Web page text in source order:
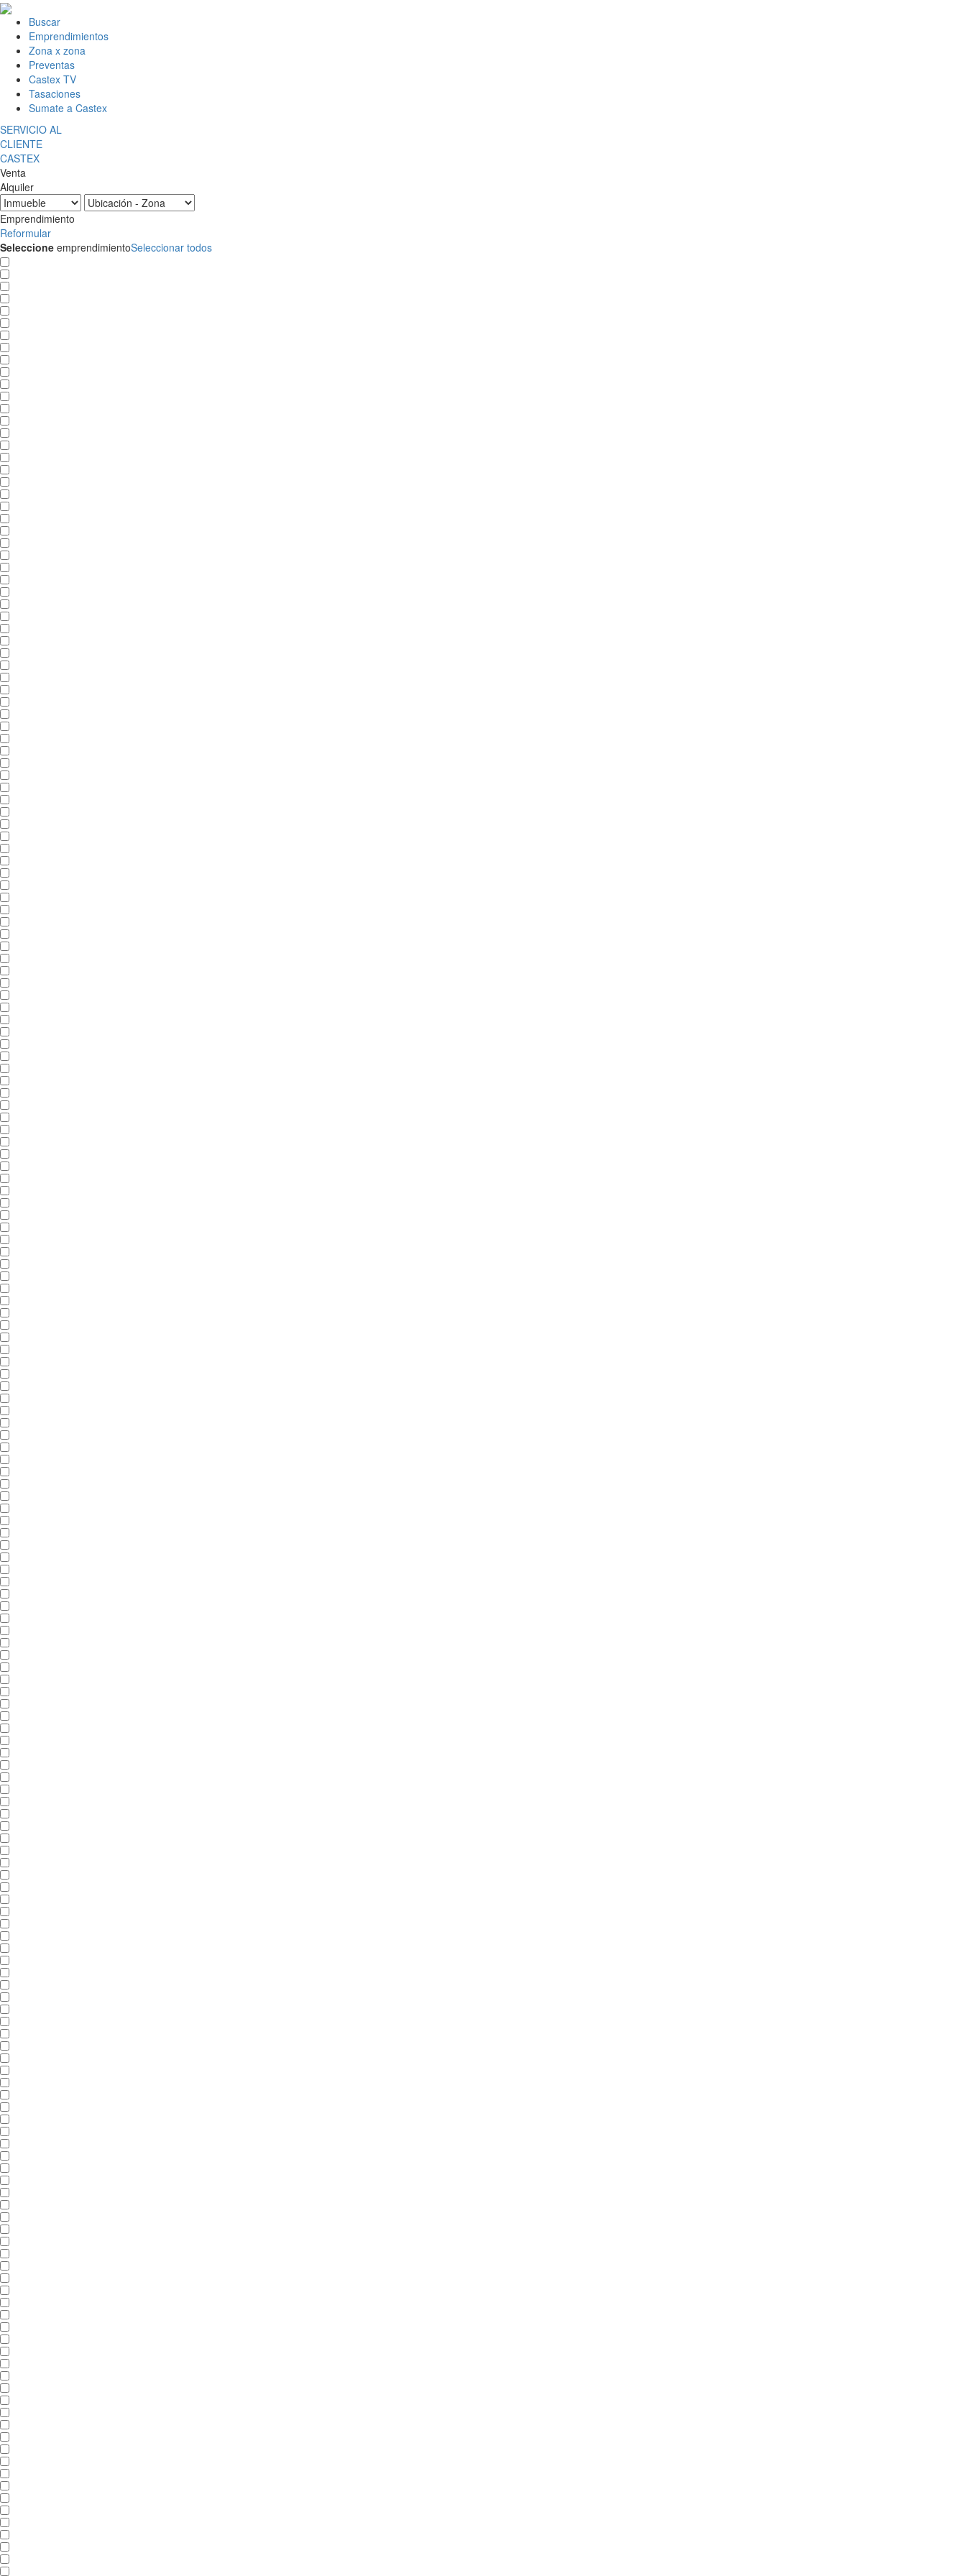
Buscar
Emprendimientos
Zona x zona
Preventas
Castex TV
Tasaciones
Sumate a Castex
SERVICIO AL
CLIENTE
CASTEX
Venta
Alquiler
Emprendimiento
Reformular
Seleccione emprendimientoSeleccionar todos